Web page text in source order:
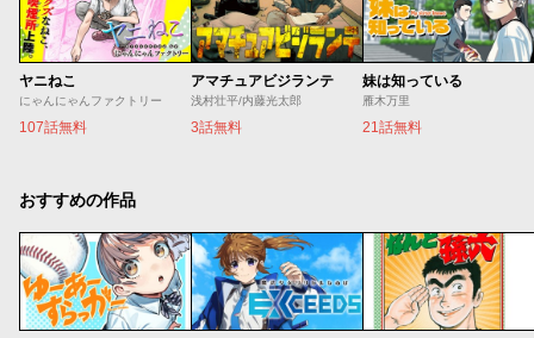
ヤニねこ
にゃんにゃんファクトリー
107話無料
アマチュアビジランテ
浅村壮平/内藤光太郎
3話無料
妹は知っている
雁木万里
21話無料
おすすめの作品